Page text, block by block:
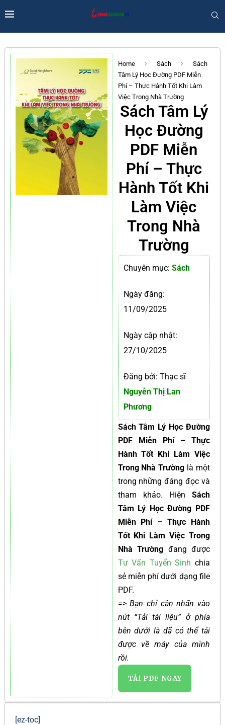
Home Sách
Sách
Tâm Lý Học Đường PDF Miễn
Phí – Thực Hành Tốt Khi Làm
Việc Trong Nhà Trường
Sách Tâm Lý
Học Đường
PDF Miễn
Phí – Thực
Hành Tốt Khi
Làm Việc
Trong Nhà
Trường
Chuyên mục: Sách
Ngày đăng:
11/09/2025
Ngày cập nhật:
27/10/2025
Đăng bởi: Thạc sĩ
Nguyễn Thị Lan
Phương
Sách Tâm Lý Học Đường
PDF Miễn Phí – Thực
Hành Tốt Khi Làm Việc
Trong Nhà Trường là một
trong những đáng đọc và
tham khảo. Hiện Sách
Tâm Lý Học Đường PDF
Miễn Phí – Thực Hành
Tốt Khi Làm Việc Trong
Nhà Trường đang được
Tư Vấn Tuyển Sinh chia
sẻ miễn phí dưới dạng file
PDF.
=> Bạn chỉ cần nhấn vào
nút “Tải tài liệu” ở phía
bên dưới là đã có thể tải
được về máy của mình
rồi.
TẢI PDF NGAY
[ez-toc]